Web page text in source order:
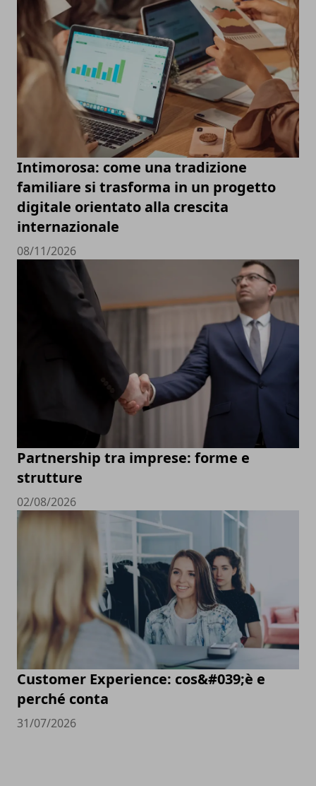
Intimorosa: come una tradizione
familiare si trasforma in un progetto
digitale orientato alla crescita
internazionale
08/11/2026
Partnership tra imprese: forme e
strutture
02/08/2026
Customer Experience: cos&#039;è e
perché conta
31/07/2026